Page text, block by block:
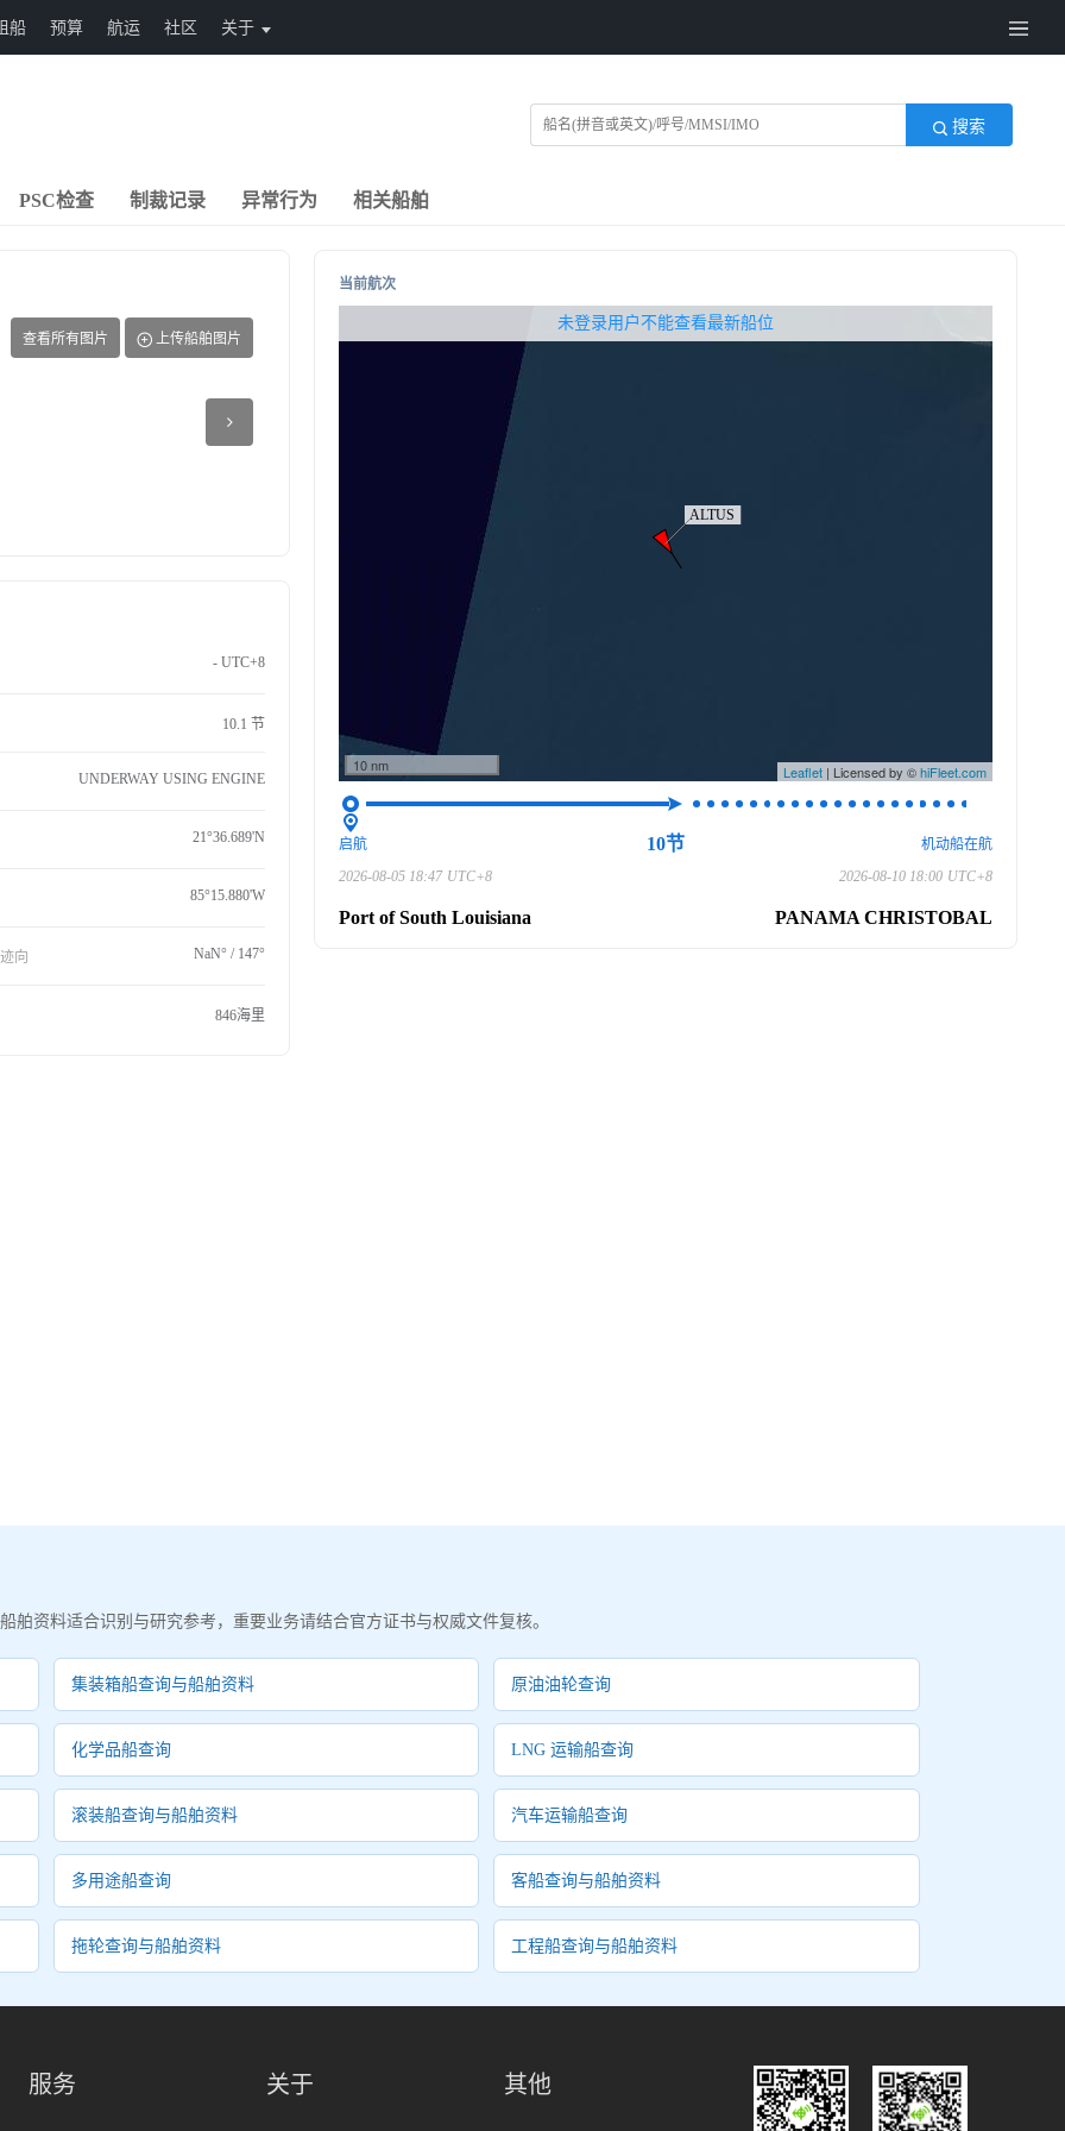
船 预算 航运 社区 关于
搜索
PSC检查 制裁记录 异常行为 相关船舶
查看所有图片 上传船舶图片
- UTC+8
10.1 节
UNDERWAY USING ENGINE
21°36.689'N
85°15.880'W
向 NaN° / 147°
846海里
当前航次
10 nm Leaflet | Licensed by ©hiFleet.com
未登录用户不能查看最新船位
无权查看最新船位，请联系开通
启航
2026-08-05 18:47 UTC+8
Port of South Louisiana
10节
机动船在航
2026-08-10 18:00 UTC+8
PANAMA CHRISTOBAL
舶资料适合识别与研究参考，重要业务请结合官方证书与权威文件复核。
集装箱船查询与船舶资料 原油油轮查询
化学品船查询 LNG 运输船查询
滚装船查询与船舶资料 汽车运输船查询
多用途船查询 客船查询与船舶资料
拖轮查询与船舶资料 工程船查询与船舶资料
服务 关于 其他